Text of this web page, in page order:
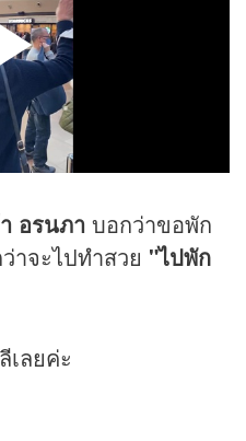
อรนภา บอกว่าขอพัก
าจะไปทำสวย "ไปพัก
เลยค่ะ